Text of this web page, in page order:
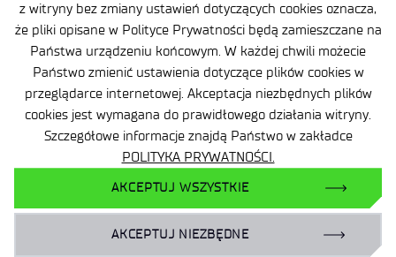
z witryny bez zmiany ustawień dotyczących cookies oznacza,
że pliki opisane w Polityce Prywatności będą zamieszczane na
Państwa urządzeniu końcowym. W każdej chwili możecie
Państwo zmienić ustawienia dotyczące plików cookies w
przeglądarce internetowej. Akceptacja niezbędnych plików
cookies jest wymagana do prawidłowego działania witryny.
Szczegółowe informacje znajdą Państwo w zakładce
POLITYKA PRYWATNOŚCI.
AKCEPTUJ WSZYSTKIE
AKCEPTUJ NIEZBĘDNE
2026-08-01 3 MIN
100 lat Łukasiewicz – Instytutu
Lotnictwa. Wiek innowacji polskiego
lotnictwa i astronautyki